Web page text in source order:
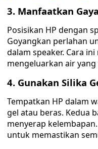
3. Manfaatkan
Posisikan HP dengan
Goyangkan perlahan
dalam speaker. Cara
mengeluarkan air
4. Gunakan Silika
Tempatkan HP dalam
gel atau beras. Kedua
menyerap
untuk memastikan